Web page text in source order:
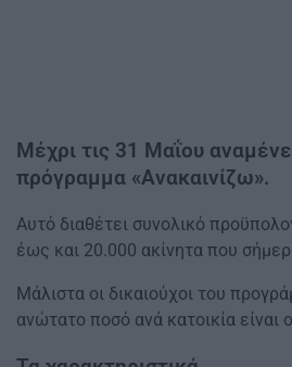
Μέχρι τις 31 Μαΐου
πρόγραμμα «Ανακαινίζω».
Αυτό διαθέτει συνολικό
έως και 20.000 ακίνητα που
Μάλιστα οι δικαιούχοι του
ανώτατο ποσό ανά κατοικία είναι